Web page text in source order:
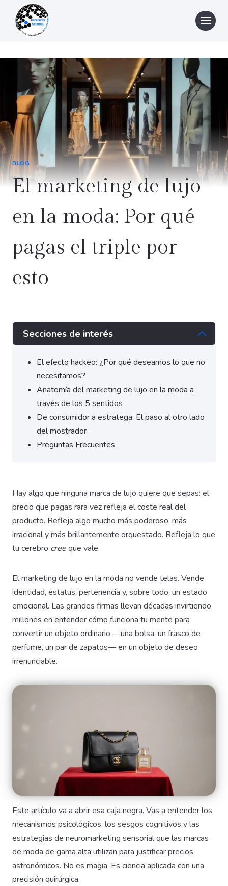
contenido
BLOG
El marketing de lujo
en la moda: Por qué
pagas el triple por
esto
Secciones de interés
El efecto hackeo: ¿Por qué deseamos lo que no
necesitamos?
Anatomía del marketing de lujo en la moda a
través de los 5 sentidos
De consumidor a estratega: El paso al otro lado
del mostrador
Preguntas Frecuentes
Hay algo que ninguna marca de lujo quiere que sepas: el
precio que pagas rara vez refleja el coste real del
producto. Refleja algo mucho más poderoso, más
irracional y más brillantemente orquestado. Refleja lo que
tu cerebro creeque vale.
El marketing de lujo en la moda no vende telas. Vende
identidad, estatus, pertenencia y, sobre todo, un estado
emocional. Las grandes firmas llevan décadas invirtiendo
millones en entender cómo funciona tu mente para
convertir un objeto ordinario —una bolsa, un frasco de
perfume, un par de zapatos— en un objeto de deseo
irrenunciable.
Este artículo va a abrir esa caja negra. Vas a entender los
mecanismos psicológicos, los sesgos cognitivos y las
estrategias de neuromarketing sensorial que las marcas
de moda de gama alta utilizan para justificar precios
astronómicos. No es magia. Es ciencia aplicada con una
precisión quirúrgica.